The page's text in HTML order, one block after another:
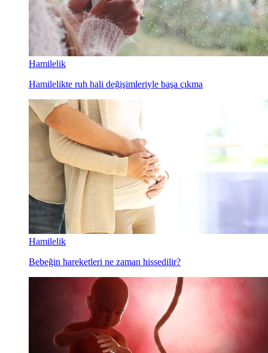
Hamilelik
Hamilelikte ruh hali değişimleriyle başa çıkma
Hamilelik
Bebeğin hareketleri ne zaman hissedilir?